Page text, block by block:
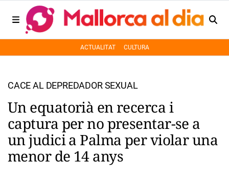
ACTUALITAT CULTURA
CACE AL DEPREDADOR SEXUAL
Un equatorià en recerca i
captura per no presentar-se a
un judici a Palma per violar una
menor de 14 anys